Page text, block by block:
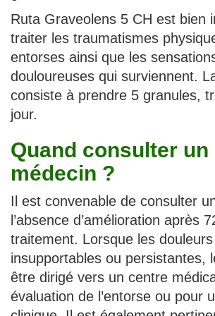
Ruta Graveolens 5 CH est bien
traiter les traumatismes
entorses ainsi que les
douloureuses qui surviennent.
consiste à prendre 5 granules,
jour.
Quand consulter un
médecin ?
Il est convenable de consulter
l’absence d’amélioration après
traitement. Lorsque les
insupportables ou persistantes,
être dirigé vers un centre
évaluation de l’entorse ou pour